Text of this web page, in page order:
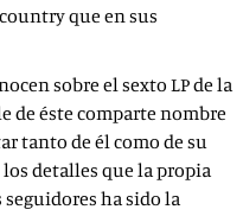
que en sus
sobre el sexto LP de la
de éste comparte nombre
tanto de él como de su
detalles que la propia
ha sido la